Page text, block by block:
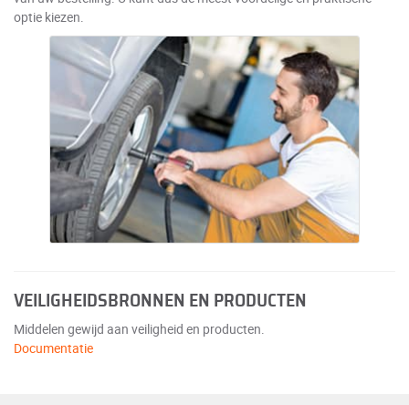
optie kiezen.
VEILIGHEIDSBRONNEN EN PRODUCTEN
Middelen gewijd aan veiligheid en producten.
Documentatie